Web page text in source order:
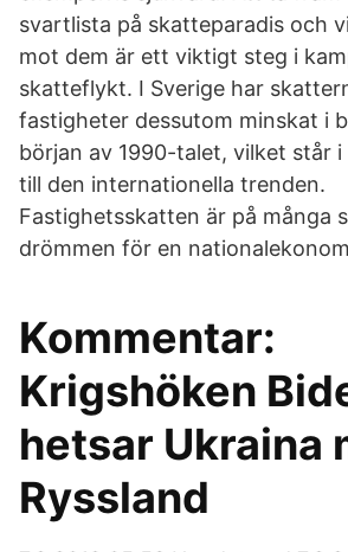
svartlista på skatteparadis och
mot dem är ett viktigt steg i
skatteflykt. I Sverige har
fastigheter dessutom minskat i
början av 1990-talet, vilket står
till den internationella trenden.
Fastighetsskatten är på många
drömmen för en
Kommentar:
Krigshöken
hetsar Ukraina
Ryssland